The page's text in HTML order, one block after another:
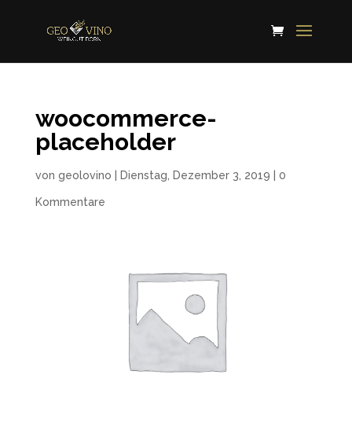
woocommerce-
placeholder
von geolovino Dienstag, Dezember 3, 2019 0
Kommentare